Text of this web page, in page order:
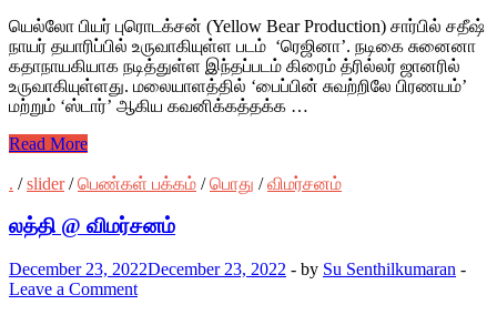
யெல்லோ பியர் புரொடக்சன் (Yellow Bear Production) சார்பில் சதீஷ்
நாயர் தயாரிப்பில் உருவாகியுள்ள படம் ‘ரெஜினா’. நடிகை சுனைனா
கதாநாயகியாக நடித்துள்ள இந்தப்படம் கிரைம் த்ரில்லர் ஜானரில்
உருவாகியுள்ளது. மலையாளத்தில் ‘பைப்பின் சுவற்றிலே பிரணயம்’
மற்றும் ‘ஸ்டார்’ ஆகிய கவனிக்கத்தக்க …
Read More
. /slider/பெண்கள் பக்கம் /பொது /விமர்சனம்
லத்தி @ விமர்சனம்
December 23, 2022December 23, 2022 - by Su Senthilkumaran -
Leave a Comment